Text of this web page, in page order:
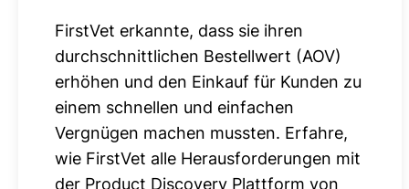
FirstVet erkannte, dass sie ihren
durchschnittlichen Bestellwert (AOV)
erhöhen und den Einkauf für Kunden zu
einem schnellen und einfachen
Vergnügen machen mussten. Erfahre,
wie FirstVet alle Herausforderungen mit
der Product Discovery Plattform von